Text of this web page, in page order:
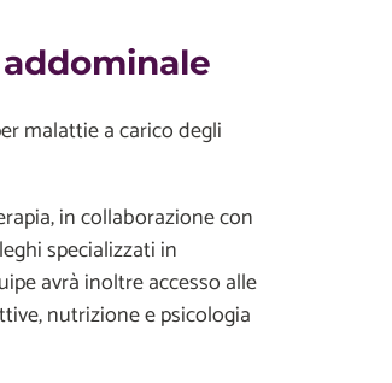
malattie a carico degli
in collaborazione con
specializzati in
avrà inoltre accesso alle
nutrizione e psicologia